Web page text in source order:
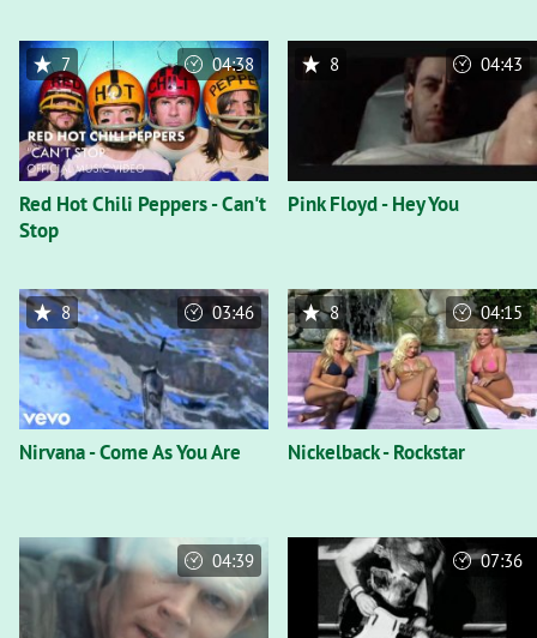
Red Hot Chili Peppers - Can't
Stop
7 04:38
Pink Floyd - Hey You
8 04:43
Nirvana - Come As You Are
8 03:46
Nickelback - Rockstar
8 04:15
04:39 07:36